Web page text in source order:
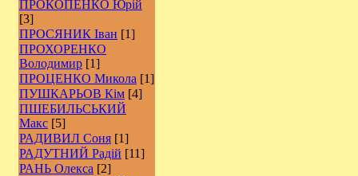
ПРОКОПЕНКО Юрій
[3]
ПРОСЯНИК Іван [1]
ПРОХОРЕНКО
Володимир [1]
ПРОЦЕНКО Микола [1]
ПУШКАРЬОВ Кім [4]
ПШЕБИЛЬСЬКИЙ
Макс [5]
РАДИВИЛ Соня [1]
РАДУТНИЙ Радій [11]
РАНЬ Олекса [2]